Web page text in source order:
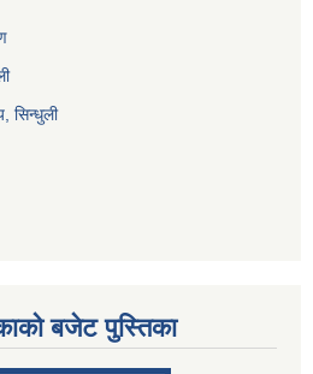
सिन्धुली
बजेट पुस्तिका